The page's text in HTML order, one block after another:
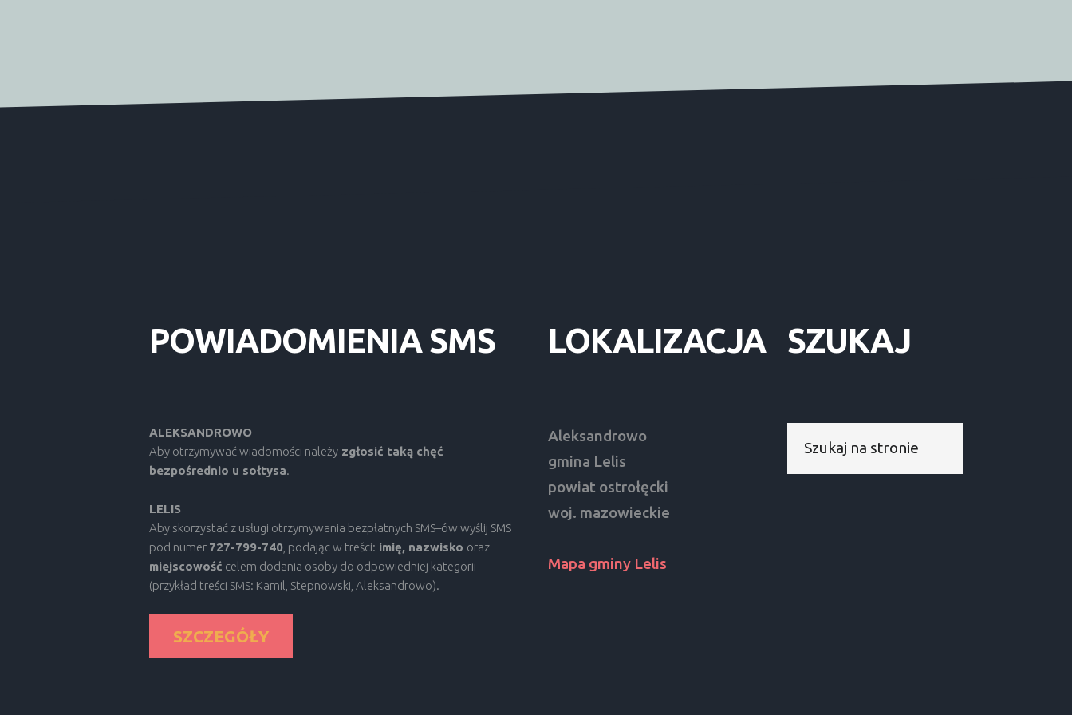
POWIADOMIENIA SMS
ALEKSANDROWO
Aby otrzymywać wiadomości należyzgłosić taką chęć
bezpośrednio u sołtysa.
LELIS
Aby skorzystać z usługi otrzymywania bezpłatnych SMS–ów wyślij SMS
pod numer 727-799-740, podając w treści: imię, nazwisko oraz
miejscowość celem dodania osoby do odpowiedniej kategorii
(przykład treści SMS: Kamil, Stepnowski, Aleksandrowo).
SZCZEGÓŁY
LOKALIZACJA
Aleksandrowo
gmina Lelis
powiat ostrołęcki
woj. mazowieckie
Mapa gminy Lelis
SZUKAJ